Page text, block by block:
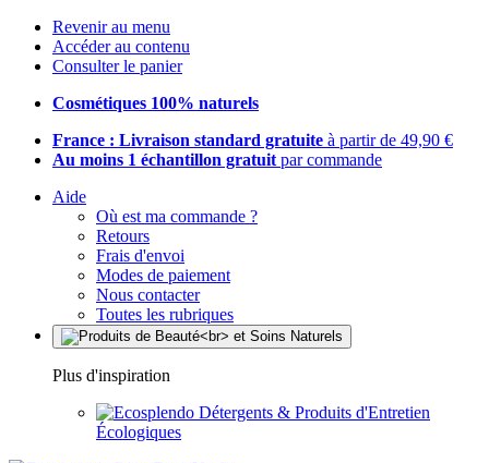
Revenir au menu
Accéder au contenu
Consulter le panier
Cosmétiques 100% naturels
France : Livraison standard gratuite à partir de 49,90 €
Au moins 1 échantillon gratuit par commande
Aide
Où est ma commande ?
Retours
Frais d'envoi
Modes de paiement
Nous contacter
Toutes les rubriques
Plus d'inspiration
Détergents & Produits d'Entretien
Écologiques